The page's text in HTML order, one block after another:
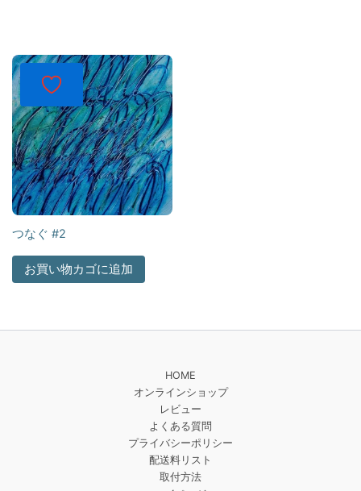
つなぐ #2
お買い物カゴに追加
HOME
オンラインショップ
レビュー
よくある質問
プライバシーポリシー
配送料リスト
取付方法